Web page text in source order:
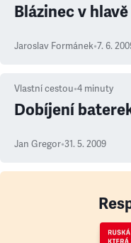
Blázinec v hlavě
Jaroslav Formánek•7. 6.
Vlastní cestou•4 minuty
Dobíjení
Jan Gregor•31. 5. 2009